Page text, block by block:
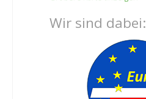
Wir sind dabei: